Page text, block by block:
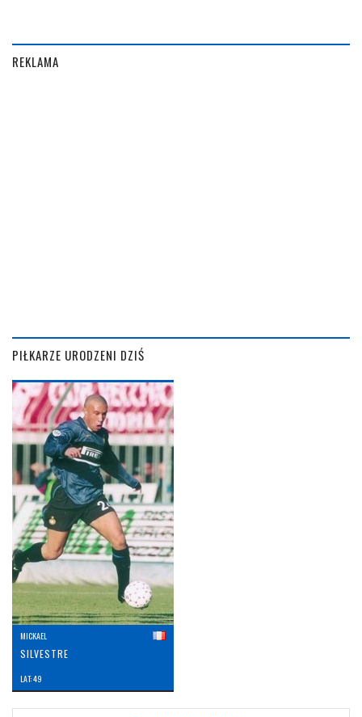
REKLAMA
PIŁKARZE URODZENI DZIŚ
MICKAEL
SILVESTRE
LAT: 49